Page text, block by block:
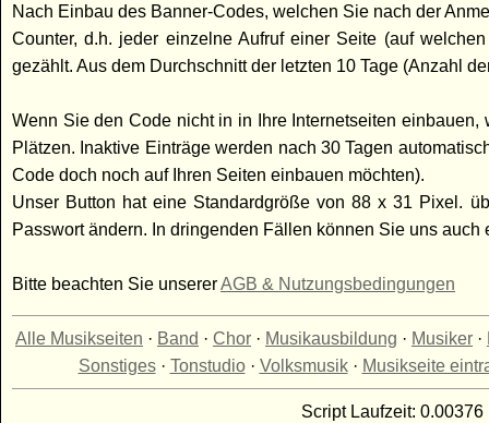
Nach Einbau des Banner-Codes, welchen Sie nach der
Counter, d.h. jeder einzelne Aufruf einer Seite (auf
gezählt. Aus dem Durchschnitt der letzten 10 Tage (Anzahl
Wenn Sie den Code nicht in in Ihre Internetseiten
Plätzen. Inaktive Einträge werden nach 30 Tagen
Code doch noch auf Ihren Seiten einbauen möchten).
Unser Button hat eine Standardgröße von 88 x 31 Pixel.
Passwort ändern. In dringenden Fällen können Sie uns auch
Bitte beachten Sie unsererAGB & Nutzungsbedingungen
Alle Musikseiten · Band · Chor · Musikausbildung · Musiker ·
Sonstiges· Tonstudio· Volksmusik· Musikseite
Script Laufzeit: 0.00376